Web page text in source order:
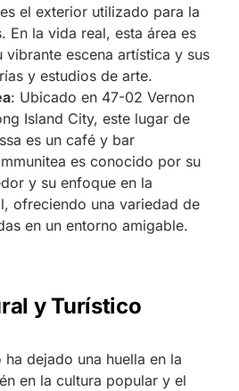
el exterior utilizado para la
En la vida real, esta área es
escena artística y sus
y estudios de arte.
: Ubicado en 47-02 Vernon
Island City, este lugar de
es un café y bar
es conocido por su
y su enfoque en la
ofreciendo una variedad de
en un entorno amigable.
y Turístico
dejado una huella en la
en la cultura popular y el